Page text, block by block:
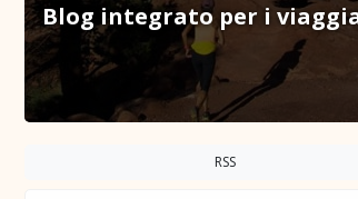
Blog integrato per i
RSS